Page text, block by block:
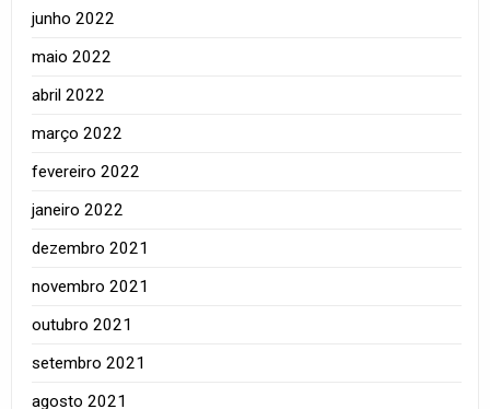
junho 2022
maio 2022
abril 2022
março 2022
fevereiro 2022
janeiro 2022
dezembro 2021
novembro 2021
outubro 2021
setembro 2021
agosto 2021